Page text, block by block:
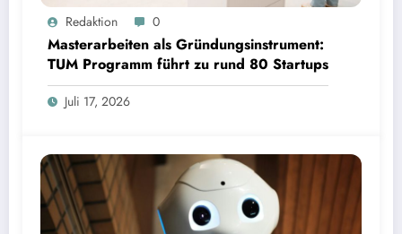
Masterarbeiten als Gründungsinstrument: TUM Programm führt zu rund 80 Startups | Bild:
TUM
Redaktion 0
Masterarbeiten als Gründungsinstrument:
TUM Programm führt zu rund 80 Startups
Juli 17, 2026